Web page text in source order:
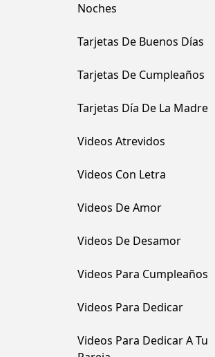
Noches
Tarjetas De Buenos Días
Tarjetas De Cumpleaños
Tarjetas Día De La Madre
Videos Atrevidos
Videos Con Letra
Videos De Amor
Videos De Desamor
Videos Para Cumpleaños
Videos Para Dedicar
Videos Para Dedicar A Tu